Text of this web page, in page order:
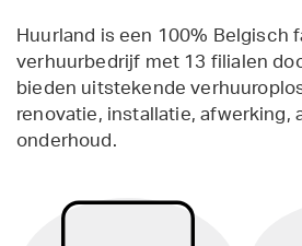
Huurland is een 100% Belgisch
verhuurbedrijf met 13 filialen
bieden uitstekende
renovatie, installatie, afwerking,
onderhoud.